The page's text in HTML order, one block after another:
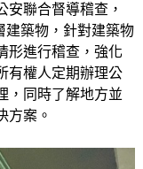
安聯合督導稽查，
建築物，針對建築物
形進行稽查，強化
有權人定期辦理公
，同時了解地方並
方案。